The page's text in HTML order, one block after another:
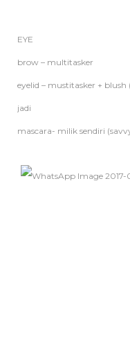
EYE
brow – multitasker
eyelid – mustitasker +
jadi
mascara- milik sendiri